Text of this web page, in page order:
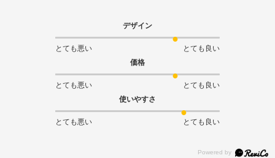
デザイン
とても悪い
とても良い
価格
とても悪い
とても良い
使いやすさ
とても悪い とても良い